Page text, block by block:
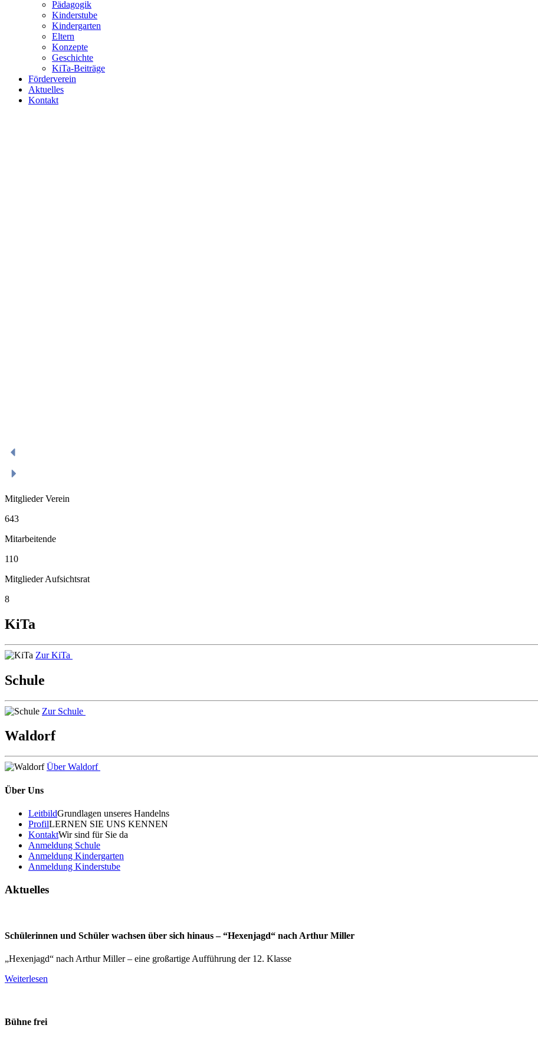
Pädagogik
Kinderstube
Kindergarten
Eltern
Konzepte
Geschichte
KiTa-Beiträge
Förderverein
Aktuelles
Kontakt
Mitglieder Verein
643
Mitarbeitende
110
Mitglieder Aufsichtsrat
8
KiTa
Zur KiTa
Schule
Zur Schule
Waldorf
Über Waldorf
Über Uns
LeitbildGrundlagen unseres Handelns
ProfilLERNEN SIE UNS KENNEN
KontaktWir sind für Sie da
Anmeldung Schule
Anmeldung Kindergarten
Anmeldung Kinderstube
Aktuelles
Schülerinnen und Schüler wachsen über sich hinaus – “Hexenjagd“ nach Arthur Miller
„Hexenjagd“ nach Arthur Miller – eine großartige Aufführung der 12. Klasse
Weiterlesen
Bühne frei